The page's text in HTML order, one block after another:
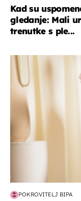
Kad su
gledanje: Mali
trenutke s ple...
moda & ljepota
POKROVITELJ BIPA